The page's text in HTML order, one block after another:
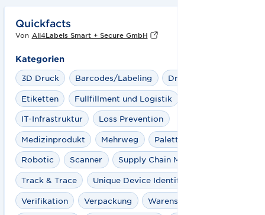
Quickfacts
Von All4Labels Smart + Secure GmbH
Kategorien
3D Druck
Barcodes/Labeling Drucker
Etiketten Fullfillment und Logistik
IT-Infrastruktur Loss Prevention
Medizinprodukt Mehrweg Paletten
Robotic Scanner Supply Chain Management
Track & Trace Unique Device Identification (UDI)
Verifikation Verpackung Warensicherung